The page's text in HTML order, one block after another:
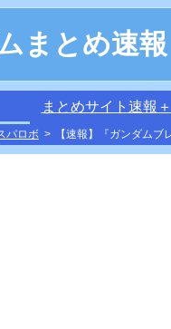
まとめ速報
まとめサイト速報＋
パロボ > 【速報】『ガンダム